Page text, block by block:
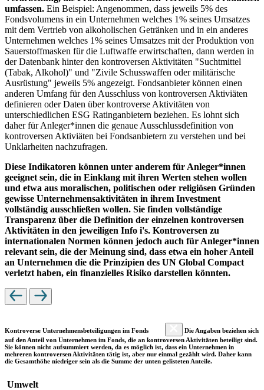
umfassen. Ein Beispiel: Angenommen, dass jeweils 5% des
Fondsvolumens in ein Unternehmen welches 1% seines Umsatzes
mit dem Vertrieb von alkoholischen Getränken und in ein anderes
Unternehmen welches 1% seines Umsatzes mit der Produktion von
Sauerstoffmasken für die Luftwaffe erwirtschaften, dann werden in
der Datenbank hinter den kontroversen Aktivitäten "Suchtmittel
(Tabak, Alkohol)" und "Zivile Schusswaffen oder militärische
Ausrüstung" jeweils 5% angezeigt. Fondsanbieter können einen
anderen Umfang für den Ausschluss von kontroversen Aktiviäten
definieren oder Daten über kontroverse Aktivitäten von
unterschiedlichen ESG Ratinganbietern beziehen. Es lohnt sich
daher für Anleger*innen die genaue Ausschlussdefinition von
kontroversen Aktiviäten bei Fondsanbietern zu verstehen und bei
Unklarheiten nachzufragen.
Diese Indikatoren können unter anderem für Anleger*innen
geeignet sein, die in Einklang mit ihren Werten stehen wollen
und etwa aus moralischen, politischen oder religiösen Gründen
gewisse Unternehmensaktivitäten in ihrem Investment
vollständig ausschließen wollen. Sie finden vollständige
Transparenz über die Definition der einzelnen kontroversen
Aktivitäten in den jeweiligen Info i's. Kontroversen zu
internationalen Normen können jedoch auch für Anleger*innen
relevant sein, die der Meinung sind, dass etwa ein hoher Anteil
an Unternehmen die die Prinzipien des UN Global Compact
verletzt haben, ein finanzielles Risiko darstellen könnten.
Kontroverse Unternehmensbeteiligungen im Fonds
Die Angaben beziehen sich
auf den Anteil von Unternehmen im Fonds, die an kontroversen Aktivitäten beteiligt sind.
Sie können nicht aufsummiert werden, da es möglich ist, dass ein Unternehmen in
mehreren kontroversen Aktivitäten tätig ist, aber nur einmal gezählt wird. Daher kann
die Gesamthöhe niedriger sein als die Summe der unten gelisteten Anteile.
Umwelt